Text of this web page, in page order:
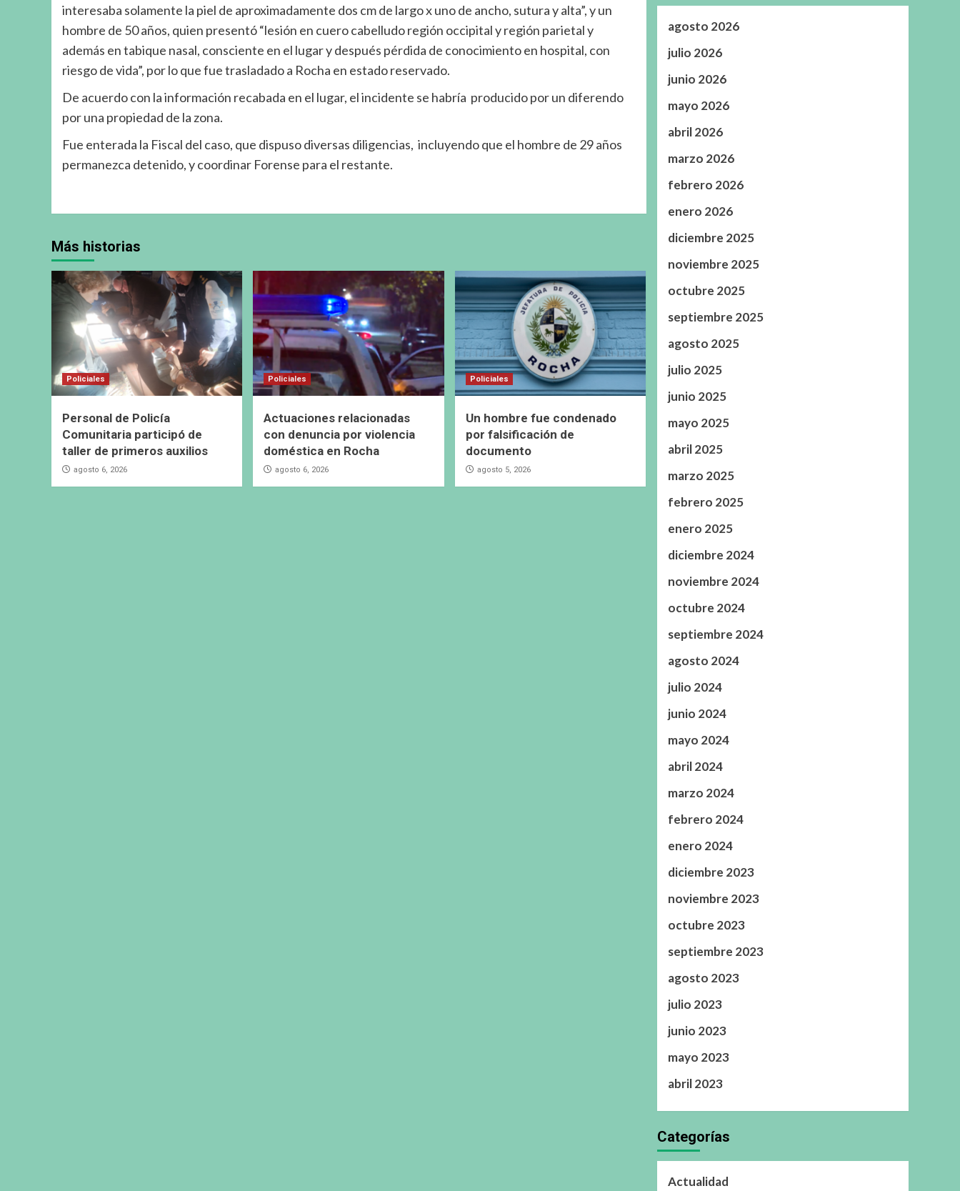
interesaba solamente la piel de aproximadamente dos cm de largo x uno de ancho, sutura y alta”, y un
hombre de 50 años, quien presentó “lesión en cuero cabelludo región occipital y región parietal y
además en tabique nasal, consciente en el lugar y después pérdida de conocimiento en hospital, con
riesgo de vida”, por lo que fue trasladado a Rocha en estado reservado.
De acuerdo con la información recabada en el lugar, el incidente se habría producido por un diferendo
por una propiedad de la zona.
Fue enterada la Fiscal del caso, que dispuso diversas diligencias, incluyendo que el hombre de 29 años
permanezca detenido, y coordinar Forense para el restante.
Más historias
Policiales
Personal de Policía
Comunitaria participó de
taller de primeros auxilios
agosto 6, 2026
Policiales
Actuaciones relacionadas
con denuncia por violencia
doméstica en Rocha
agosto 6, 2026
Policiales
Un hombre fue condenado
por falsificación de
documento
agosto 5, 2026
agosto 2026
julio 2026
junio 2026
mayo 2026
abril 2026
marzo 2026
febrero 2026
enero 2026
diciembre 2025
noviembre 2025
octubre 2025
septiembre 2025
agosto 2025
julio 2025
junio 2025
mayo 2025
abril 2025
marzo 2025
febrero 2025
enero 2025
diciembre 2024
noviembre 2024
octubre 2024
septiembre 2024
agosto 2024
julio 2024
junio 2024
mayo 2024
abril 2024
marzo 2024
febrero 2024
enero 2024
diciembre 2023
noviembre 2023
octubre 2023
septiembre 2023
agosto 2023
julio 2023
junio 2023
mayo 2023
abril 2023
Categorías
Actualidad